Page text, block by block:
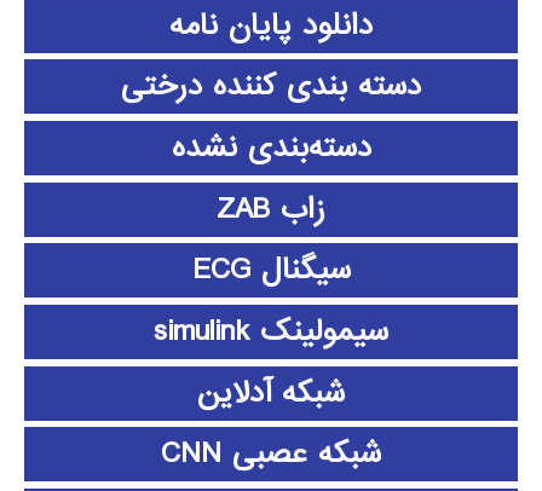
دانلود پايان نامه
دسته بندی کننده درختی
دسته‌بندی نشده
زاب ZAB
سیگنال ECG
سیمولینک simulink
شبکه آدلاین
شبکه عصبی CNN